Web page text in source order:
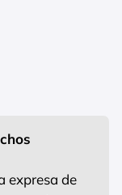
expresa de